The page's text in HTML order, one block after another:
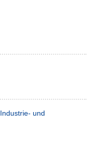
Industrie- und